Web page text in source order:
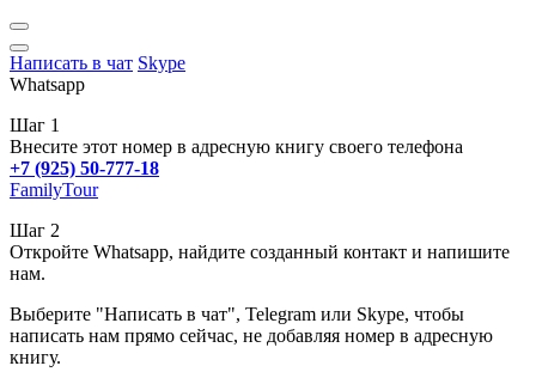
Написать в чат Skype
Whatsapp
Шаг 1
Внесите этот номер в адресную книгу своего телефона
+7 (925) 50-777-18
FamilyTour
Шаг 2
Откройте Whatsapp, найдите созданный контакт и напишите
нам.
Выберите "Написать в чат", Telegram или Skype, чтобы
написать нам прямо сейчас, не добавляя номер в адресную
книгу.